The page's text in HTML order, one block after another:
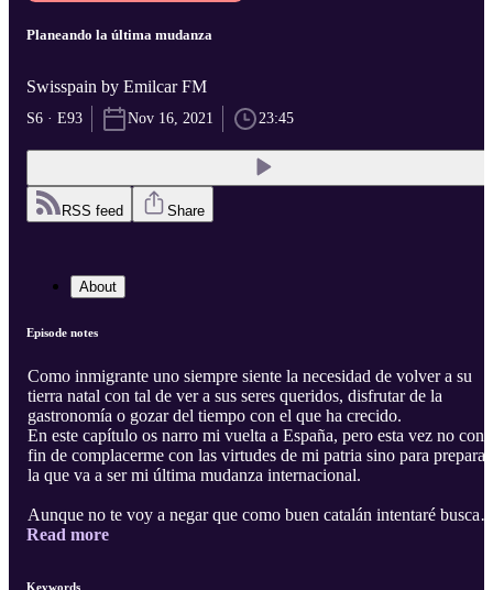
Planeando la última mudanza
Swisspain by Emilcar FM
S6 · E93 Nov 16, 2021 23:45
RSS feed Share
About
Episode notes
Como inmigrante uno siempre siente la necesidad de volver a su
tierra natal con tal de ver a sus seres queridos, disfrutar de la
gastronomía o gozar del tiempo con el que ha crecido.
En este capítulo os narro mi vuelta a España, pero esta vez no con
fin de complacerme con las virtudes de mi patria sino para preparar
la que va a ser mi última mudanza internacional.
Aunque no te voy a negar que como buen catalán intentaré buscar
un hueco para reafirmar mis raíces catalanuflas yendo a buscar
Read more
Keywords